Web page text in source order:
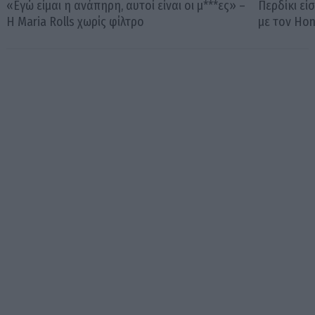
«Εγώ είμαι η ανάπηρη, αυτοί είναι οι μ***ες» –
Η Maria Rolls χωρίς φίλτρο
Περδίκι
με τον